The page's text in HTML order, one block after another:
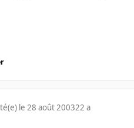
le 28 août 200322 a